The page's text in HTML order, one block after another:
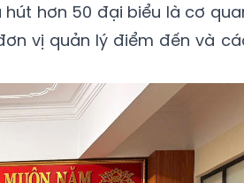
hút hơn 50 đại biểu là cơ
vị quản lý điểm đến và